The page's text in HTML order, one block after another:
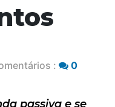
: 0
passiva e se